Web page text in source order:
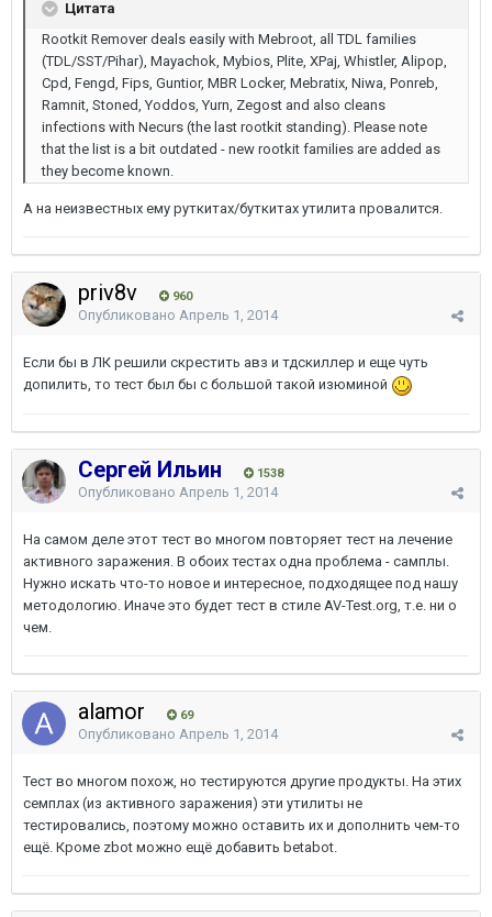
Цитата
Rootkit Remover deals easily with Mebroot, all TDL families
(TDL/SST/Pihar), Mayachok, Mybios, Plite, XPaj, Whistler, Alipop,
Cpd, Fengd, Fips, Guntior, MBR Locker, Mebratix, Niwa, Ponreb,
Ramnit, Stoned, Yoddos, Yurn, Zegost and also cleans
infections with Necurs (the last rootkit standing). Please note
that the list is a bit outdated - new rootkit families are added as
they become known.
А на неизвестных ему руткитах/буткитах утилита провалится.
priv8v 960
Опубликовано Апрель 1, 2014
Если бы в ЛК решили скрестить авз и тдскиллер и еще чуть
допилить, то тест был бы с большой такой изюминой
Сергей Ильин 1538
Опубликовано Апрель 1, 2014
На самом деле этот тест во многом повторяет тест на лечение
активного заражения. В обоих тестах одна проблема - самплы.
Нужно искать что-то новое и интересное, подходящее под нашу
методологию. Иначе это будет тест в стиле AV-Test.org, т.е. ни о
чем.
alamor 69
Опубликовано Апрель 1, 2014
Тест во многом похож, но тестируются другие продукты. На этих
семплах (из активного заражения) эти утилиты не
тестировались, поэтому можно оставить их и дополнить чем-то
ещё. Кроме zbot можно ещё добавить betabot.